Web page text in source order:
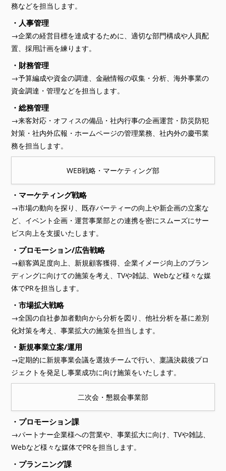
務などを担当します。
・人事管理
→企業の経営目標を達成するために、適切な部門構成や人員配
置、採用計画を練ります。
・財務管理
→予算編成や資金の調達、金融情報の収集・分析、海外事業の
資金調達・管理などを担当します。
・総務管理
→来客対応・オフィスの備品・社内行事の企画運営・防災防犯
対策・社内外広報・ホームページの管理業務、社内外の慶弔業
務を担当します。
WEB戦略・マーケティング部
・マーケティング戦略
→市場の動向を探り、既存パーティーの向上や新企画の立案な
ど、イベント企画・運営事業部との連携を密にスムーズにサー
ビス向上を支援いたします。
・プロモーション/広告戦略
→顧客満足度向上、新規顧客獲得、企業イメージ向上のブラン
ディングに向けての施策を考え、TVや雑誌、Webなど様々な媒
体でPRを担当します。
・市場拡大戦略
→全国の自社参加者動向から分析を図り、他社分析を基に差別
化対策を考え、事業拡大の施策を担当します。
・新規事業立案/運用
→定期的に新規事業会議を選抜チームで行い、稟議決裁後プロ
ジェクトを発足し事業成功に向け施策をいたします。
二次会・懇親会事業部
・プロモーション課
→パートナー企業様への営業や、事業拡大に向け、TVや雑誌、
Webなど様々な媒体でPRを担当します。
・プランニング課